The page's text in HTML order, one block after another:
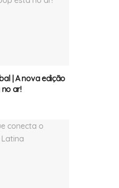
| A nova edição
ar!